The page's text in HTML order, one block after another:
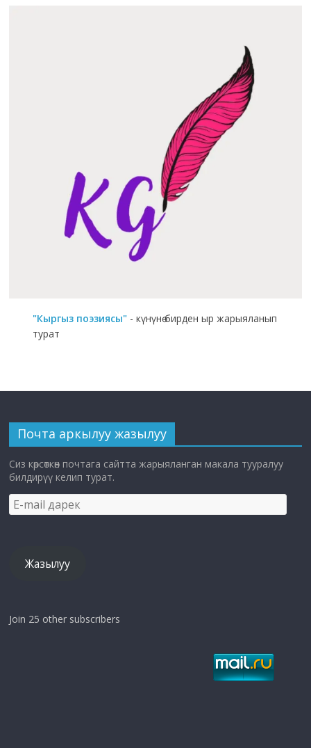
"Кыргыз поэзиясы" - күнүнө бирден ыр жарыяланып
турат
Почта аркылуу жазылуу
Сиз көрсөткөн почтага сайтта жарыяланган макала тууралуу
билдирүү келип турат.
E-
mail
Жазылуу
Join 25 other subscribers